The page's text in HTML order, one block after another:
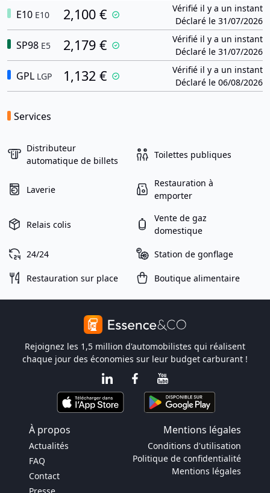
E10 E10 2,100 €
Vérifié il y a un instant
Déclaré le 31/07/2026
SP98 E5 2,179 €
Vérifié il y a un instant
Déclaré le 31/07/2026
GPL LGP 1,132 €
Vérifié il y a un instant
Déclaré le 06/08/2026
Services
Distributeur
automatique de billets
Toilettes publiques
Laverie
Restauration à
emporter
Relais colis
Vente de gaz
domestique
24/24 Station de gonflage
Restauration sur place Boutique alimentaire
Rejoignez les 1,5 million d'automobilistes qui réalisent
chaque jour des économies sur leur budget carburant !
À propos Mentions légales
Actualités
FAQ
Contact
Conditions d'utilisation
Politique de confidentialité
Mentions légales